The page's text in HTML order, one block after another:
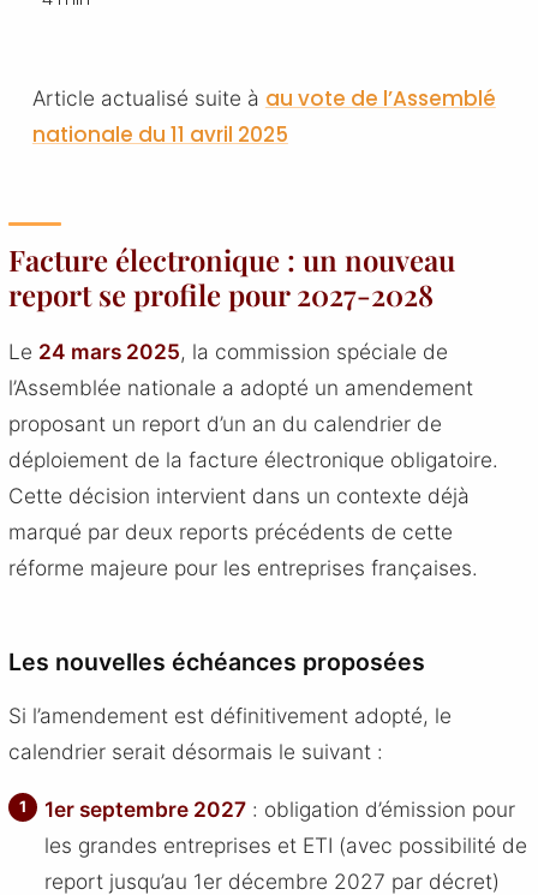
Article actualisé suite à au vote de l’Assemblé
nationale du 11 avril 2025
Facture électronique : un nouveau
report se profile pour 2027-2028
Le 24 mars 2025, la commission spéciale de
l’Assemblée nationale a adopté un amendement
proposant un report d’un an du calendrier de
déploiement de la facture électronique obligatoire.
Cette décision intervient dans un contexte déjà
marqué par deux reports précédents de cette
réforme majeure pour les entreprises françaises.
Les nouvelles échéances proposées
Si l’amendement est définitivement adopté, le
calendrier serait désormais le suivant :
1er septembre 2027 : obligation d’émission pour
les grandes entreprises et ETI (avec possibilité de
report jusqu’au 1er décembre 2027 par décret)